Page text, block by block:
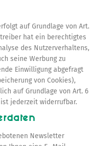
auf Grundlage von Art.
hat ein berechtigtes
des Nutzerverhaltens,
seine Werbung zu
Einwilligung abgefragt
von Cookies),
auf Grundlage von Art. 6
ist jederzeit widerrufbar.
Newsletter